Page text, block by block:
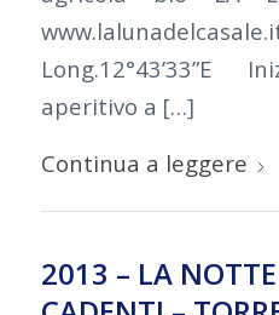
aperitivo a […]
Continua a leggere
2013 – LA NOTTE